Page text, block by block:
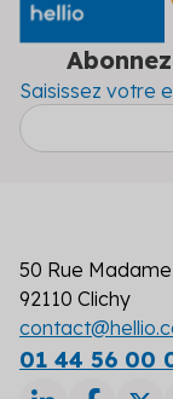
Saisissez votre
50 Rue
92110 Clichy
01 44 56 00